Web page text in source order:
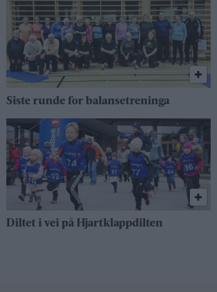
Siste runde for balansetreninga
Diltet i vei på Hjartklapp­dilten